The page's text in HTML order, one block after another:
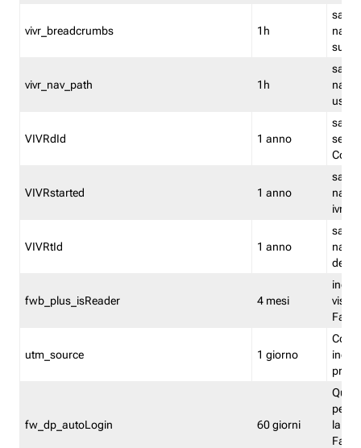
vivr_breadcrumbs 1h
salva
su
vivr_nav_path 1h
salva
VIVRdId 1 anno
salva
Convy
VIVRstarted 1 anno
salva
ivr
VIVRtId 1 anno
salva
del
fwb_plus_isReader 4 mesi
utm_source 1 giorno
fw_dp_autoLogin 60 giorni
la